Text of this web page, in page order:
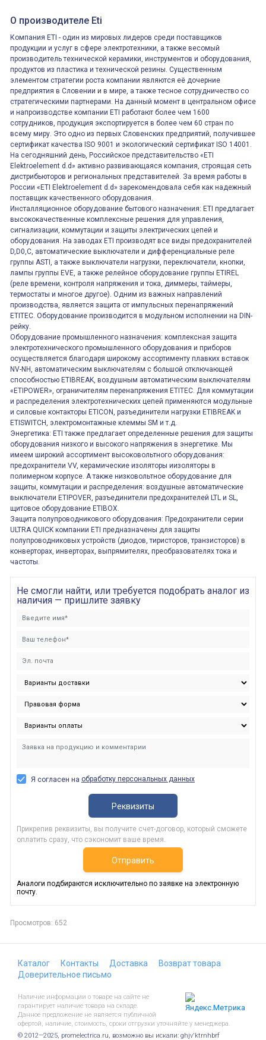
О производителе Eti
Компания ETI - один из мировых лидеров среди поставщиков
продукции и услуг в сфере электротехники, а также весомый
производитель технической керамики, инструментов и оборудования,
продуктов из пластика и технической резины. Существенным
элементом стратегии роста компании являются её дочерние
предприятия в Словении и в мире, а также тесное сотрудничество со
стратегическими партнерами. На данный момент в центральном офисе
и напроизводстве компании ETI работают более чем 1600
сотрудников, продукция экспортируется в более чем 60 стран по
всему миру. Это одно из первых Словенских предприятий, получившее
сертификат качества ISO 9001 и экологический сертификат ISO 14001.
На сегодняшний день, Российское представительство «ETI
Elektroelement d.d» активно развивающаяся компания, строящая сеть
дистрибьюторов и региональных представителей. За время работы в
России «ETI Elektroelement d.d» зарекомендовала себя как надежный
поставщик качественного оборудования.
Инсталляционное оборудование бытового назначения: ETI предлагает
высококачественные комплексные решения для управления,
сигнализации, коммутации и защиты электрических цепей и
оборудования. На заводах ETI производят все виды предохранителей
D,D0,C, автоматические выключатели и дифференциальные реле
группы ASTI, а также выключатели нагрузки, переключатели, кнопки,
лампы группы EVE, а также релейное оборудование группы ETIREL
(реле времени, контроля напряжения и тока, диммеры, таймеры,
термостаты и многое другое). Одним из важных направлений
производства, является защита от импульсных перенапряжений
ETITEC. Оборудование производится в модульном исполнении на DIN-
рейку.
Оборудование промышленного назначения: комплексная защита
электротехнического промышленного оборудования и приборов
осуществляется благодаря широкому ассортименту плавких вставок
NV-NH, автоматическим выключателям с большой отключающей
способностью ETIBREAK, воздушным автоматическим выключателям
«ETIPOWER», ограничителям перенапряжения ETITEC. Для коммутации
и распределения электротехнических цепей применяются модульные
и силовые контакторы ETICON, разъединители нагрузки ETIBREAK и
ETISWITCH, электромонтажные клеммы SM и т.д.
Энергетика: ETI также предлагает определенные решения для защиты
оборудования низкого и высокого напряжения в энергетике. Мы
имеем широкий ассортимент высоковольтного оборудования:
предохранители VV, керамические изоляторы иизоляторы в
полимерном корпусе. А также низковольтное оборудование для
защиты, коммутации и распределения: воздушные автоматические
выключатели ETIPOVER, разъединители предохранителей LTL и SL,
щитовое оборудование ETIBOX.
Защита полупроводникового оборудования: Предохранители серии
ULTRA QUICK компании ETI предназначены для защиты
полупроводниковых устройств (диодов, тиристоров, транзисторов) в
конверторах, инверторах, выпрямителях, преобразователях тока и
частоты.
Не смогли найти, или требуется подобрать аналог из
наличия — пришлите заявку
Я согласен на обработку персональных данных
Реквизиты
Прикрепив реквизиты, вы получите счет-договор, который сможете
оплатить сразу, что сэкономит ваше время.
Отправить
Аналоги подбираются исключительно по заявке на электронную
почту.
Просмотров: 652
Каталог Контакты Доставка
Возврат товара
Доверительное письмо
Наличие информации о товаре на сайте не
гарантирует наличие товара на складе.
Данное предложение не является публичной
офертой, наличие, стоимость, сроки отгрузки уточняйте у менеджера.
© 2012—2025, promelectrica.ru, возможно вы искали: ghjv'ktrnhbrf